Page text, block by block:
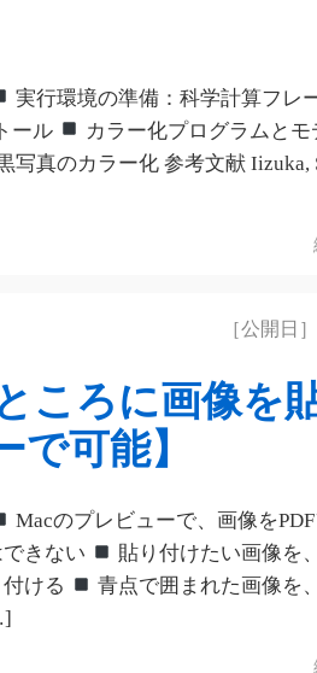
実行環境の準備：科学計算フレ
ール
カラー化プログラムと
写真のカラー化 参考文献 Iizuka,
［公開日
ころに画像を
可能】
Macのプレビューで、画像を
きない
貼り付けたい画像を
ける
青点で囲まれた画像を